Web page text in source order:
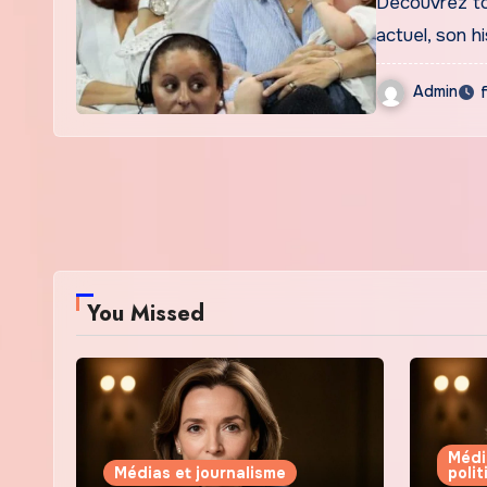
actuel, son
Admin
You Missed
Médias et journalisme